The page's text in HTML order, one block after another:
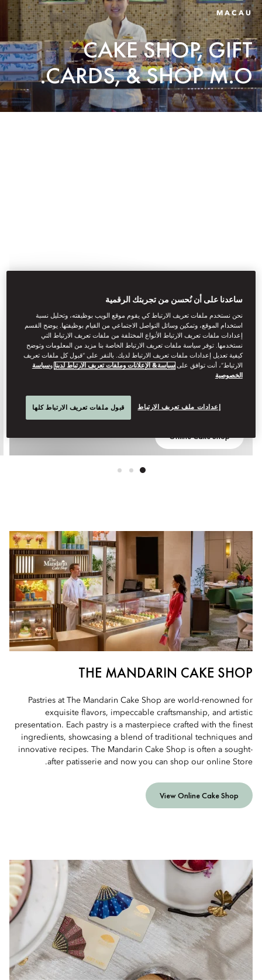
MACAU
CAKE SHOP, GIFT
CARDS, & SHOP M.O.
THE MANDARIN CAKE SHOP
Online Cake Shop
THE MANDARIN CAKE SHOP
Pastries at The Mandarin Cake Shop are world-renowned for
exquisite flavors, impeccable craftsmanship, and artistic
presentation. Each pastry is a masterpiece crafted with the finest
ingredients, showcasing a blend of traditional techniques and
innovative recipes. The Mandarin Cake Shop is often a sought-
after patisserie and now you can shop our online Store.
View Online Cake Shop
ساعدنا على أن نُحسن من تجربتك الرقمية
نحن نستخدم ملفات تعريف الارتباط كي يقوم موقع الويب بوظيفته، وتحليل نسبة
استخدام الموقع، وتمكين وسائل التواصل الاجتماعي من القيام بوظيفتها. يوضح القسم
إعدادات ملفات تعريف الارتباط الأنواع المختلفة من ملفات تعريف الارتباط التي
نستخدمها. توفر سياسة ملفات تعريف الارتباط الخاصة بنا مزيد من المعلومات وتوضح
كيفية تعديل إعدادات ملفات تعريف الارتباط لديك. بالنقر على “قبول كل ملفات تعريف
الارتباط”، أنت توافق علىسياسة& الإعلانات وملفات تعريف الارتباط لدينا وسياسة
الخصوصية
إعدادات ملف تعريف الارتباط قبول ملفات تعريف الارتباط كلها